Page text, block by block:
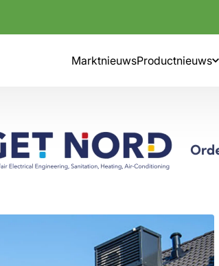
MarktnieuwsProductnieuws